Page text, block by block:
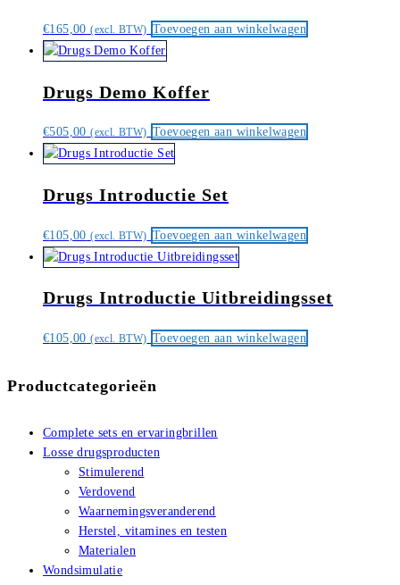
€165,00 (excl. BTW) Toevoegen aan winkelwagen
Drugs Demo Koffer
€505,00 (excl. BTW) Toevoegen aan winkelwagen
Drugs Introductie Set
€105,00 (excl. BTW) Toevoegen aan winkelwagen
Drugs Introductie Uitbreidingsset
€105,00 (excl. BTW) Toevoegen aan winkelwagen
Productcategorieën
Complete sets en ervaringbrillen
Losse drugsproducten
Stimulerend
Verdovend
Waarnemingsveranderend
Herstel, vitamines en testen
Materialen
Wondsimulatie